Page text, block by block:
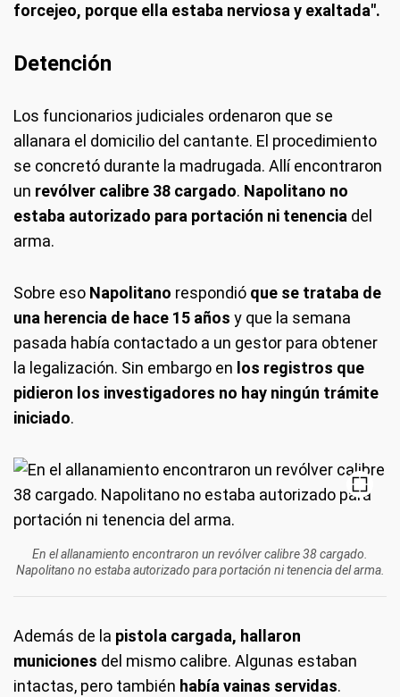
forcejeo, porque ella estaba nerviosa y exaltada".
Detención
Los funcionarios judiciales ordenaron que se
allanara el domicilio del cantante. El procedimiento
se concretó durante la madrugada. Allí encontraron
un revólver calibre 38 cargado. Napolitano no
estaba autorizado para portación ni tenencia del
arma.
Sobre eso Napolitano respondió que se trataba de
una herencia de hace 15 años y que la semana
pasada había contactado a un gestor para obtener
la legalización. Sin embargo en los registros que
pidieron los investigadores no hay ningún trámite
iniciado.
En el allanamiento encontraron un revólver calibre 38 cargado.
Napolitano no estaba autorizado para portación ni tenencia del arma.
Además de la pistola cargada, hallaron
municiones del mismo calibre. Algunas estaban
intactas, pero también había vainas servidas.